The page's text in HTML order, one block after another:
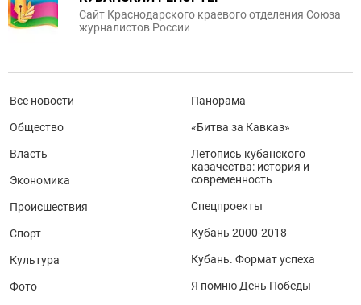
Сайт Краснодарского краевого отделения Союза
журналистов России
Все новости
Общество
Власть
Экономика
Происшествия
Спорт
Культура
Фото
Панорама
«Битва за Кавказ»
Летопись кубанского
казачества: история и
современность
Спецпроекты
Кубань 2000-2018
Кубань. Формат успеха
Я помню День Победы